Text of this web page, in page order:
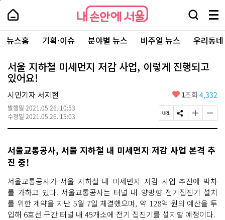
본
로
가
내
손
안
에
서
울
-
서
울
시
대
표
소
통
포
내
손
에
울
검
창
열
기
메
뉴
전
체
보
주
요
서
뉴스홈 기획·이슈 분야별 뉴스 비주얼 뉴스 우리동
서울 지하철 미세먼지 저감 사업, 이렇게 진행되고
있어요!
시민기자 서지현
발행일 2021.05.26. 10:53
수정일 2021.05.26. 15:03
좋
요
1조회 4,332
페
이
R
사
S
N
유
글
자
크
경
하
기
글
자
작
경
하
기
서울교통공사, 서울 지하철 내 미세먼지 저감 사업 본격 추
진 중!
서울교통공사가 서울 지하철 내 미세먼지 저감 사업 추진에 박차
를 가하고 있다. 서울교통공사는 터널 내 양방향 전기집진기 설치
를 위한 계약을 지난 5월 7일 체결했으며, 약 128억 원의 예산을 투
입해 6호선 구간 터널 내 45개소에 전기 집진기를 설치할 예정이다.
페
상
단
로